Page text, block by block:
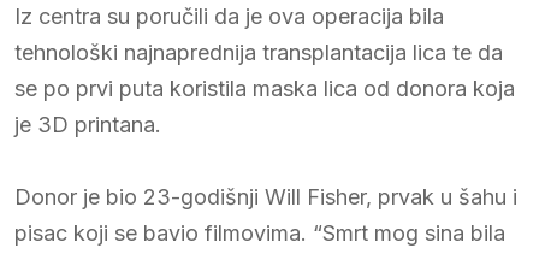
Iz centra su poručili da je ova operacija bila
tehnološki najnaprednija transplantacija lica te da
se po prvi puta koristila maska lica od donora koja
je 3D printana.
Donor je bio 23-godišnji Will Fisher, prvak u šahu i
pisac koji se bavio filmovima. “Smrt mog sina bila